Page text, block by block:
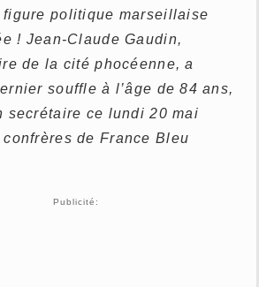
figure politique marseillaise
! Jean-Claude Gaudin,
de la cité phocéenne, a
souffle à l’âge de 84 ans,
secrétaire ce lundi 20 mai
de France Bleu
Publicité: